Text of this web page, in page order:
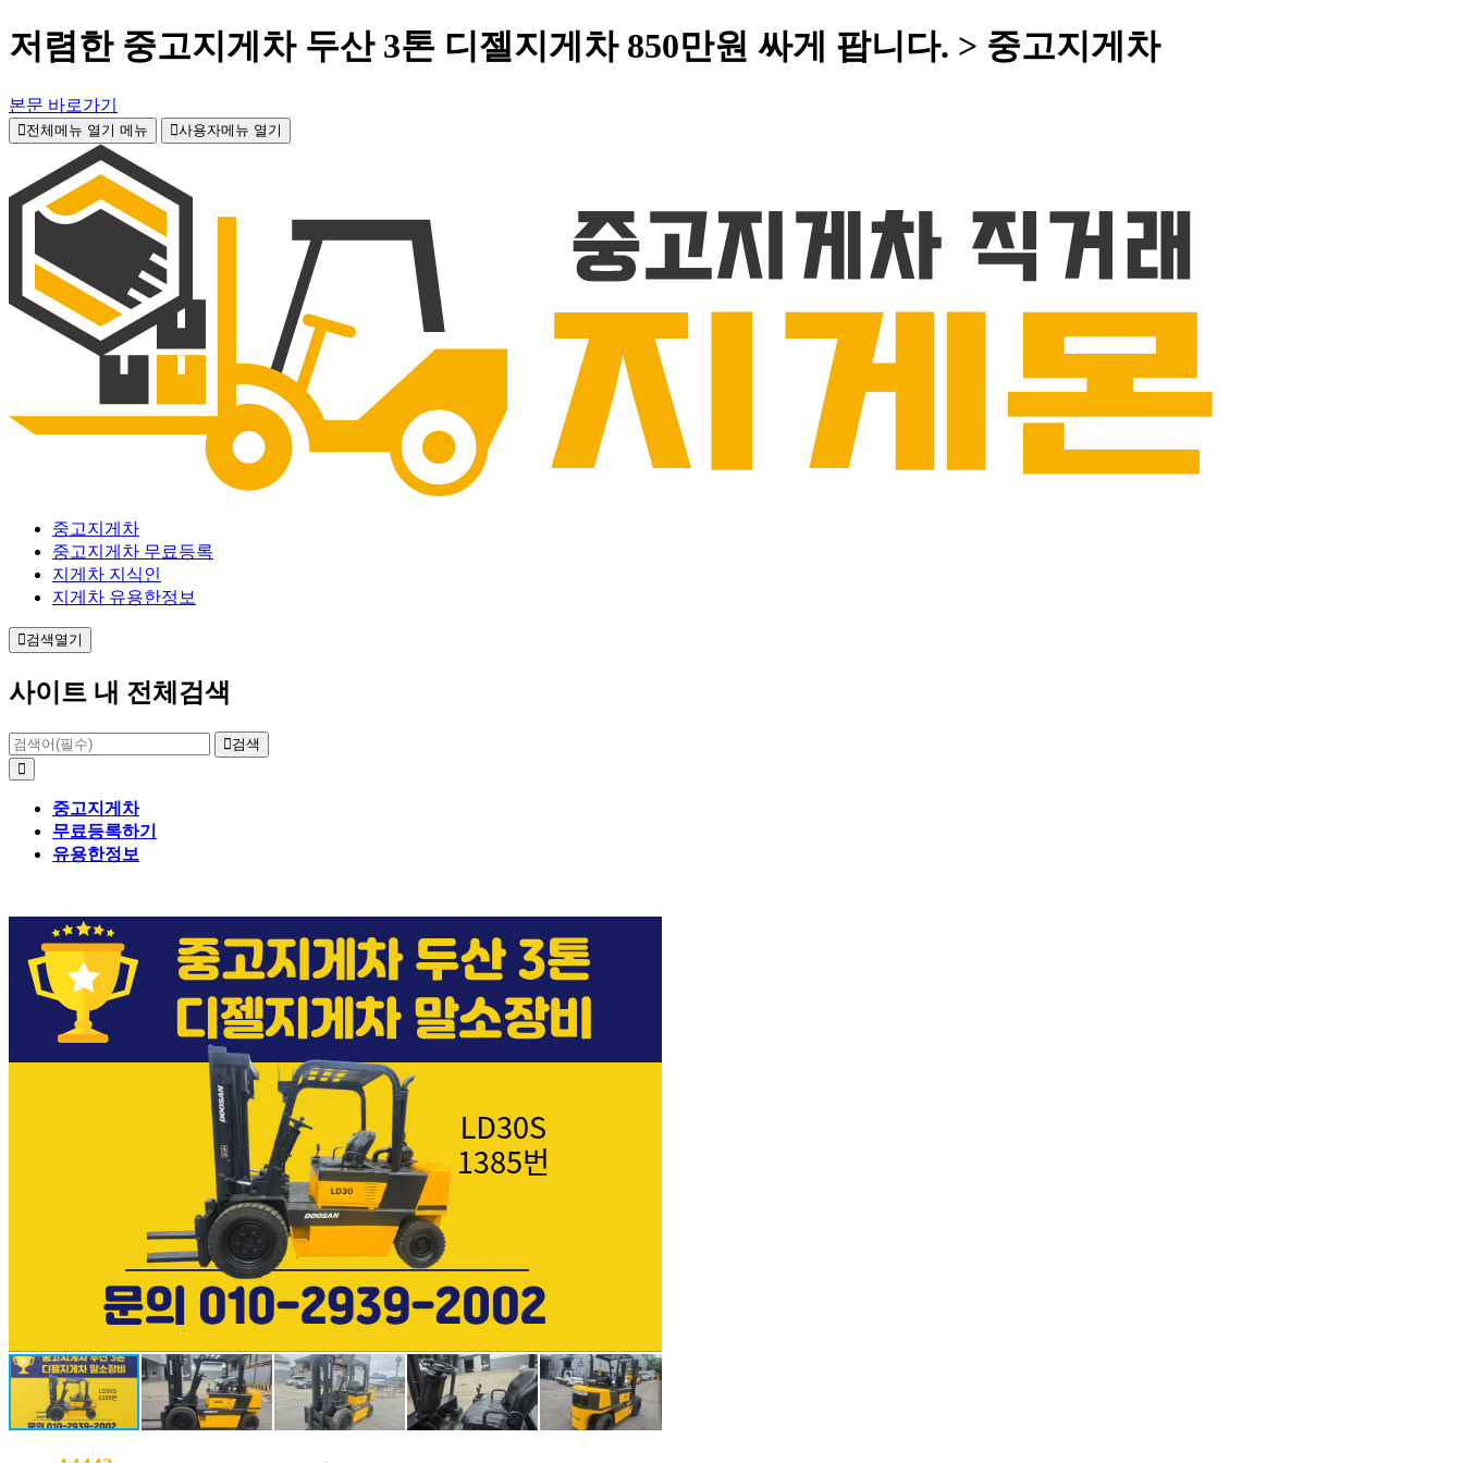
저렴한 중고지게차 두산 3톤 디젤지게차 850만원 싸게 팝니다. > 중고지게차
본문 바로가기
전체메뉴 열기 메뉴 사용자메뉴 열기
중고지게차
중고지게차 무료등록
지게차 지식인
지게차 유용한정보
검색열기
사이트 내 전체검색
검색
중고지게차
무료등록하기
유용한정보